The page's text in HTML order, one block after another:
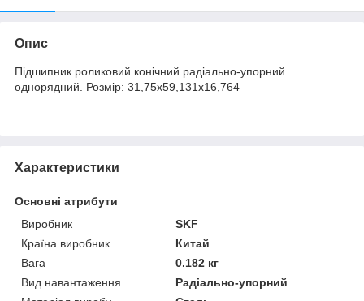
Опис
Підшипник роликовий конічний радіально-упорний
однорядний. Розмір: 31,75х59,131х16,764
Характеристики
Основні атрибути
Виробник
SKF
Країна виробник
Китай
Вага
0.182 кг
Вид навантаження
Радіально-упорний